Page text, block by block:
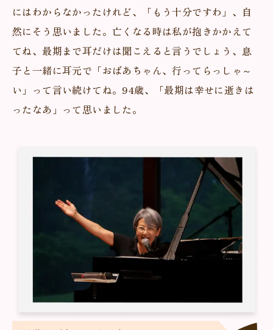
にはわからなかったけれど、「もう十分ですわ」、自
然にそう思いました。亡くなる時は私が抱きかかえて
てね、最期まで耳だけは聞こえると言うでしょう、息
子と一緒に耳元で「おばあちゃん、行ってらっしゃ～
い」って言い続けてね。94歳、「最期は幸せに逝きは
ったなあ」って思いました。